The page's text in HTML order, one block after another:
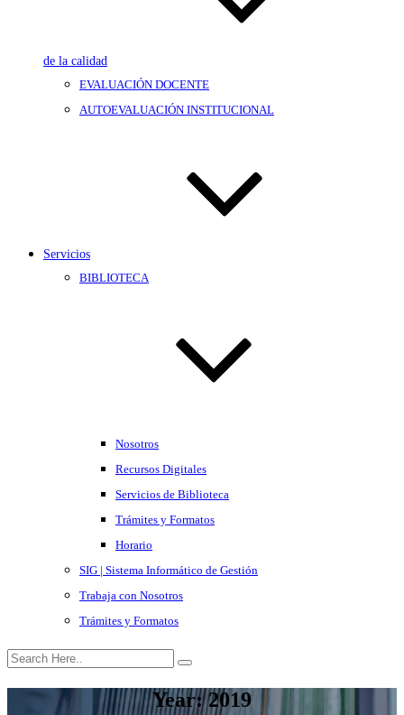
de la calidad
EVALUACIÓN DOCENTE
AUTOEVALUACIÓN INSTITUCIONAL
Servicios
BIBLIOTECA
Nosotros
Recursos Digitales
Servicios de Biblioteca
Trámites y Formatos
Horario
SIG | Sistema Informático de Gestión
Trabaja con Nosotros
Trámites y Formatos
Year:2019